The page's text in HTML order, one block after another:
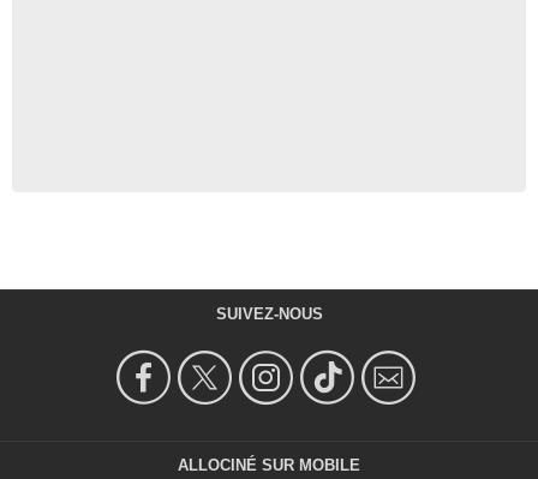
SUIVEZ-NOUS
ALLOCINÉ SUR MOBILE